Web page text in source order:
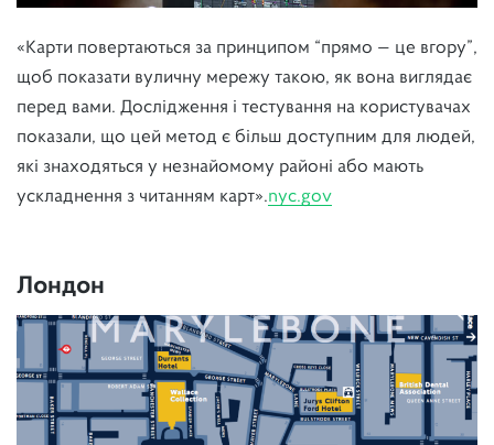
«Карти повертаються за принципом “прямо — це вгору”,
щоб показати вуличну мережу такою, як вона виглядає
перед вами. Дослідження і тестування на користувачах
показали, що цей метод є більш доступним для людей,
які знаходяться у незнайомому районі або мають
ускладнення з читанням карт».nyc.gov
Лондон